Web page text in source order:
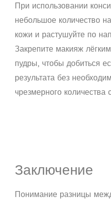
При использовании
небольшое количество
кожи и растушуйте по
Закрепите макияж
пудры, чтобы добиться
результата без
чрезмерного количества
Заключение
Понимание разницы